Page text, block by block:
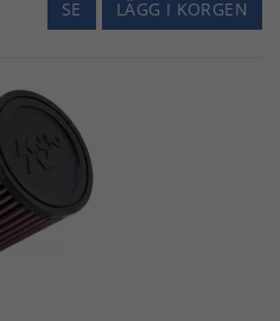
LÄGG I KORGEN
SE